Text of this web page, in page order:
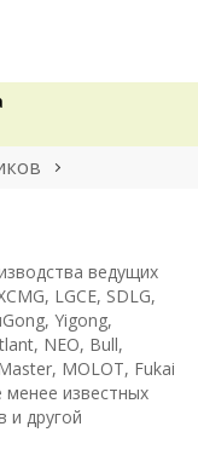
ведущих
LGCE, SDLG,
Yigong,
NEO, Bull,
MOLOT, Fukai
менее известных
и другой